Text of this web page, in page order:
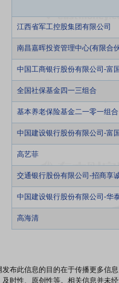
江西省军工控股集团有限公司
南昌嘉晖投资管理中心(有限合
中国工商银行股份有限公司-富
全国社保基金四一三组合
基本养老保险基金二一零一组合
中国建设银行股份有限公司-富
高艺菲
交通银行股份有限公司-招商享
中国建设银行股份有限公司-华
高海清
发布此信息的目的在于传播更多信
时性、原创性等。相关信息并未